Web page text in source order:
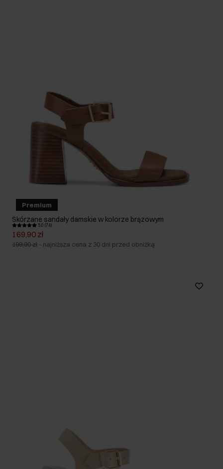
Premium
Skórzane sandały damskie w kolorze brązowym
5.0 (74)
169,90 zł
199,90 zł - najniższa cena z 30 dni przed obniżką